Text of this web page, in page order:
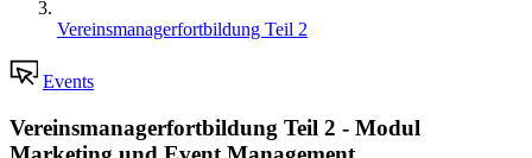
Vereinsmanagerfortbildung Teil 2
Events
Vereinsmanagerfortbildung Teil 2 - Modul